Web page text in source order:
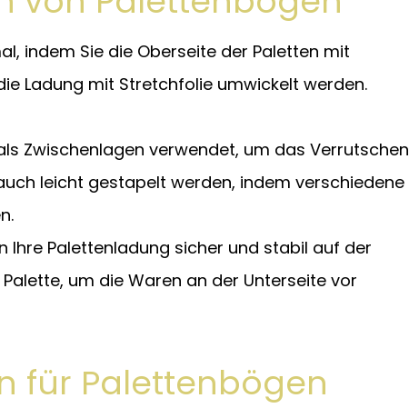
indem Sie die Oberseite der Paletten mit
Ladung mit Stretchfolie umwickelt werden.
Zwischenlagen verwendet, um das Verrutschen
leicht gestapelt werden, indem verschiedene
Palettenladung sicher und stabil auf der
um die Waren an der Unterseite vor
für Palettenbögen